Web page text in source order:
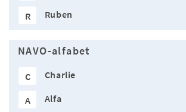
R Ruben
NAVO-alfabet
C Charlie
A Alfa